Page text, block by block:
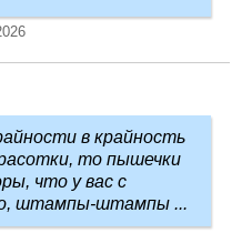
в крайность
то пышечки
что у вас с
штампы-штампы ...